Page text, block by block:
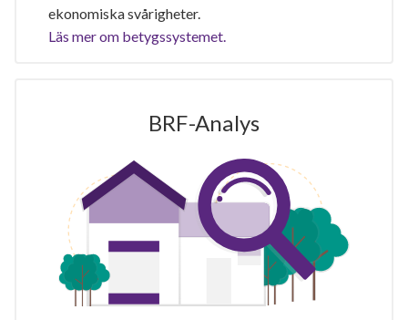
ekonomiska svårigheter.
Läs mer om betygssystemet.
BRF-Analys